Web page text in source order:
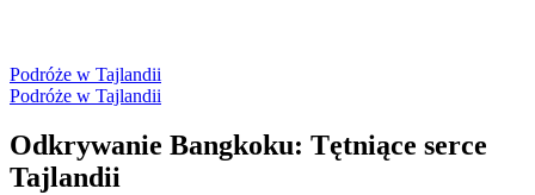
Podróże w Tajlandii
Podróże w Tajlandii
Odkrywanie Bangkoku: Tętniące serce
Tajlandii